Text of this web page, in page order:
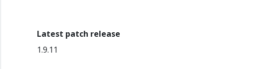
Latest patch release
1.9.11